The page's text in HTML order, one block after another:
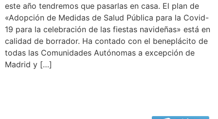
este año tendremos que pasarlas en casa. El plan de
«Adopción de Medidas de Salud Pública para la Covid-
19 para la celebración de las fiestas navideñas» está en
calidad de borrador. Ha contado con el beneplácito de
todas las Comunidades Autónomas a excepción de
Madrid y […]